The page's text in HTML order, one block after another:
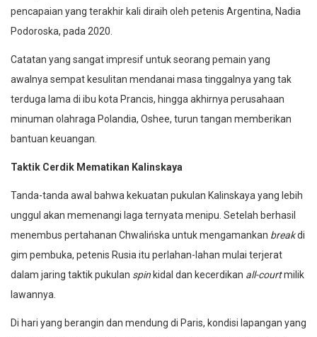
pencapaian yang terakhir kali diraih oleh petenis Argentina, Nadia
Podoroska, pada 2020.
Catatan yang sangat impresif untuk seorang pemain yang
awalnya sempat kesulitan mendanai masa tinggalnya yang tak
terduga lama di ibu kota Prancis, hingga akhirnya perusahaan
minuman olahraga Polandia, Oshee, turun tangan memberikan
bantuan keuangan.
Taktik Cerdik Mematikan Kalinskaya
Tanda-tanda awal bahwa kekuatan pukulan Kalinskaya yang lebih
unggul akan memenangi laga ternyata menipu. Setelah berhasil
menembus pertahanan Chwalińska untuk mengamankan breakdi
gim pembuka, petenis Rusia itu perlahan-lahan mulai terjerat
dalam jaring taktik pukulan spin kidal dan kecerdikan all-courtmilik
lawannya.
Di hari yang berangin dan mendung di Paris, kondisi lapangan yang